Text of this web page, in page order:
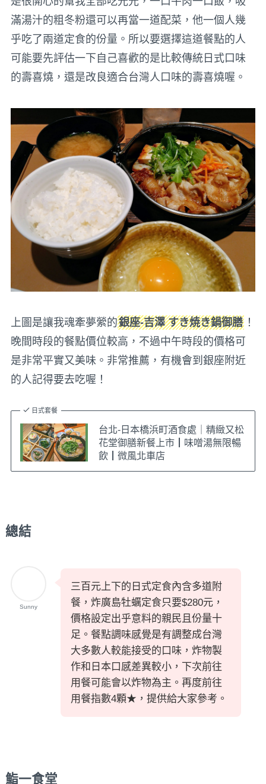
滿湯汁的粗冬粉還可以再當一道配菜，他一個人幾
乎吃了兩道定食的份量。所以要選擇這道餐點的人
可能要先評估一下自己喜歡的是比較傳統日式口味
的壽喜燒，還是改良適合台灣人口味的壽喜燒喔。
上圖是讓我魂牽夢縈的銀座-吉澤 すき焼き鍋御膳！
晚間時段的餐點價位較高，不過中午時段的價格可
是非常平實又美味。非常推薦，有機會到銀座附近
的人記得要去吃喔！
日式套餐
台北-日本橋浜町酒食處｜精緻又松
花堂御膳新餐上市┃味噌湯無限暢
飲┃微風北車店
總結
Sunny
三百元上下的日式定食內含多道附
餐，炸廣島牡蠣定食只要$280元，
價格設定出乎意料的親民且份量十
足。餐點調味感覺是有調整成台灣
大多數人較能接受的口味，炸物製
作和日本口感差異較小，下次前往
用餐可能會以炸物為主。再度前往
用餐指數4顆★，提供給大家參考。
鮨一食堂